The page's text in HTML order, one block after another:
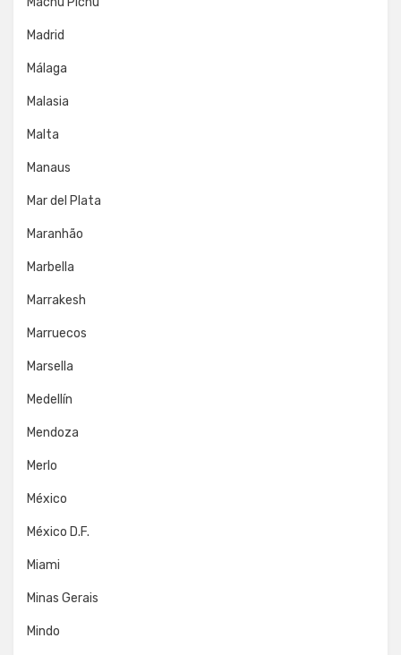
Madrid
Málaga
Malasia
Malta
Manaus
Mar del Plata
Maranhão
Marbella
Marrakesh
Marruecos
Marsella
Medellín
Mendoza
Merlo
México
México D.F.
Miami
Minas Gerais
Mindo